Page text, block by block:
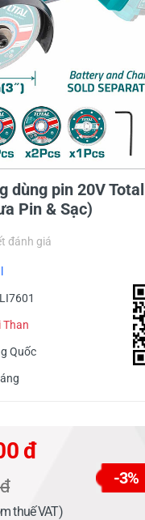
dùng pin 20V Total
Pin & Sạc)
đánh giá
Than
Quốc
đ
-3%
thuế VAT)